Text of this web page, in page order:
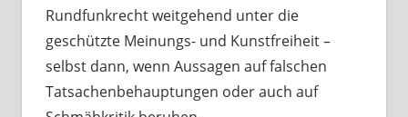
Rundfunkrecht weitgehend unter die
geschützte Meinungs- und Kunstfreiheit –
selbst dann, wenn Aussagen auf falschen
Tatsachenbehauptungen oder auch auf